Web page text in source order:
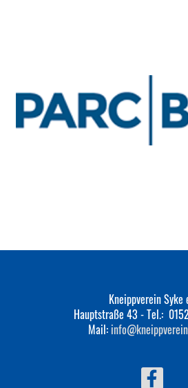
Kneippverein Syke
Hauptstraße 43 - Tel.:
Mail: